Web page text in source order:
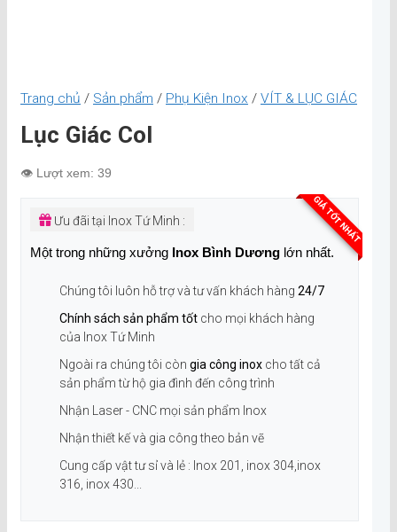
Trang chủ / Sản phẩm / Phụ Kiện Inox / VÍT & LỤC GIÁC
Lục Giác Col
👁️ Lượt xem: 39
GIÁ TỐT NHẤT
Ưu đãi tại Inox Tứ Minh :
Một trong những xưởng Inox Bình Dương lớn nhất.
Chúng tôi luôn hỗ trợ và tư vấn khách hàng 24/7
Chính sách sản phẩm tốt cho mọi khách hàng
của Inox Tứ Minh
Ngoài ra chúng tôi còn gia công inox cho tất cả
sản phẩm từ hộ gia đình đến công trình
Nhận Laser - CNC mọi sản phẩm Inox
Nhận thiết kế và gia công theo bản vẽ
Cung cấp vật tư sỉ và lẻ : Inox 201, inox 304,inox
316, inox 430...